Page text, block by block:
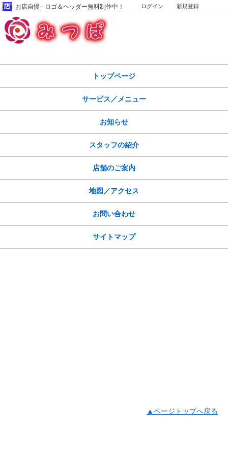
お店自慢 - ロゴ＆ヘッダー無料制作中！ ログイン 新規登録
トップページ
サービス／メニュー
お知らせ
スタッフの紹介
店舗のご案内
地図／アクセス
お問い合わせ
サイトマップ
▲ページトップへ戻る